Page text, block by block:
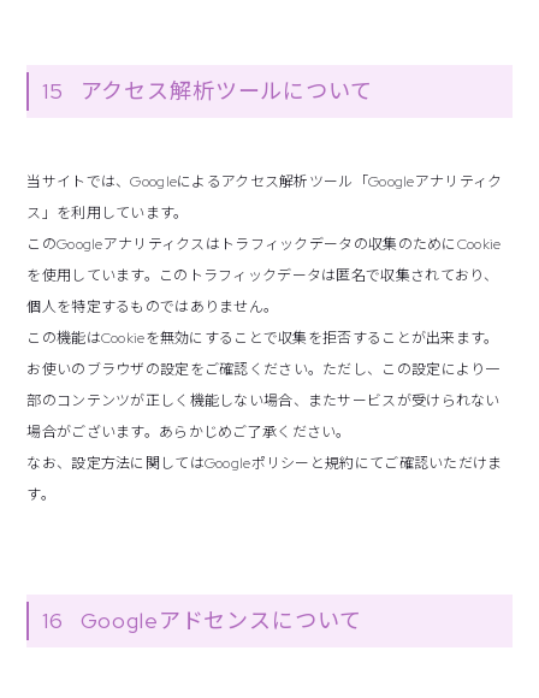
15 アクセス解析ツールについて
当サイトでは、Googleによるアクセス解析ツール「Googleアナリティク
ス」を利用しています。
このGoogleアナリティクスはトラフィックデータの収集のためにCookie
を使用しています。このトラフィックデータは匿名で収集されており、
個人を特定するものではありません。
この機能はCookieを無効にすることで収集を拒否することが出来ます。
お使いのブラウザの設定をご確認ください。ただし、この設定により一
部のコンテンツが正しく機能しない場合、またサービスが受けられない
場合がございます。あらかじめご了承ください。
なお、設定方法に関してはGoogleポリシーと規約にてご確認いただけま
す。
16 Googleアドセンスについて